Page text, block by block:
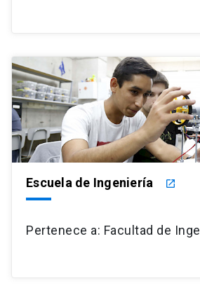
Escuela de Ingeniería launch
Pertenece a: Facultad de